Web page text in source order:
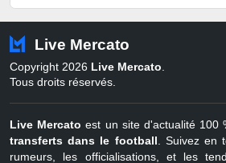
Pays-Bas
Belgique
Live Mercato
Copyright 2026 Live Mercato
Tous droits réservés.
Live Mercato est un site d'actualité 100
transferts dans le football . Suivez en
rumeurs, les officialisations, et les